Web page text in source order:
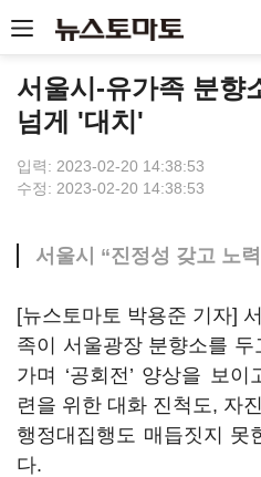
서울시-유가족 분향
넘게 '대치'
입력: 2023-02-20 14:38:53
수정: 2023-02-20 14:38:53
서울시 “진정성 갖고 노
[뉴스토마토 박용준 기자]
족이 서울광장 분향소를
가며 ‘공회전’ 양상을 보
련을 위한 대화 진척도, 자
행정대집행도 매듭짓지 못
다.